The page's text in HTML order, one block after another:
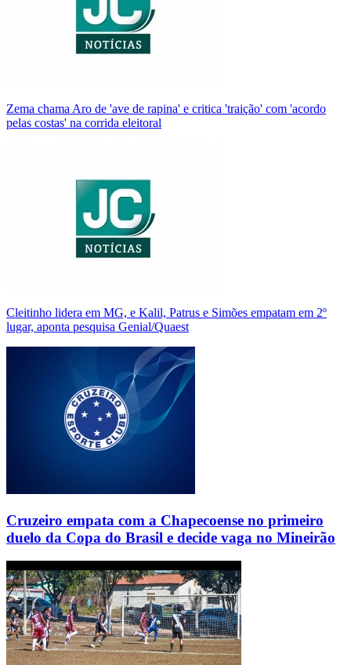
Zema chama Aro de 'ave de rapina' e critica 'traição' com 'acordo
pelas costas' na corrida eleitoral
Cleitinho lidera em MG, e Kalil, Patrus e Simões empatam em 2º
lugar, aponta pesquisa Genial/Quaest
Cruzeiro empata com a Chapecoense no primeiro
duelo da Copa do Brasil e decide vaga no Mineirão